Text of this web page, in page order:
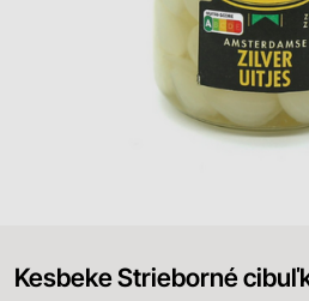
Kesbeke Strieborné